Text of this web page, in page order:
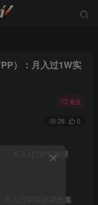
）：月入过1W实
关注
28 0
月入过W实操课想靠